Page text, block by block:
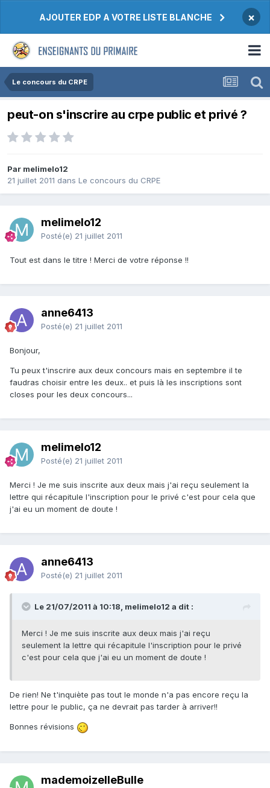
AJOUTER EDP A VOTRE LISTE BLANCHE ×
Le concours du CRPE
peut-on s'inscrire au crpe public et privé ?
Par melimelo12
21 juillet 2011 dans Le concours du CRPE
melimelo12
Posté(e) 21 juillet 2011
Tout est dans le titre ! Merci de votre réponse !!
anne6413
Posté(e) 21 juillet 2011
Bonjour,
Tu peux t'inscrire aux deux concours mais en septembre il te
faudras choisir entre les deux.. et puis là les inscriptions sont
closes pour les deux concours...
melimelo12
Posté(e) 21 juillet 2011
Merci ! Je me suis inscrite aux deux mais j'ai reçu seulement la
lettre qui récapitule l'inscription pour le privé c'est pour cela que
j'ai eu un moment de doute !
anne6413
Posté(e) 21 juillet 2011
Le 21/07/2011 à 10:18, melimelo12 a dit :
Merci ! Je me suis inscrite aux deux mais j'ai reçu
seulement la lettre qui récapitule l'inscription pour le privé
c'est pour cela que j'ai eu un moment de doute !
De rien! Ne t'inquiète pas tout le monde n'a pas encore reçu la
lettre pour le public, ça ne devrait pas tarder à arriver!!
Bonnes révisions
mademoizelleBulle